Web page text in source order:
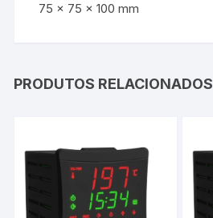
75 x 75 x 100 mm
PRODUTOS RELACIONADOS